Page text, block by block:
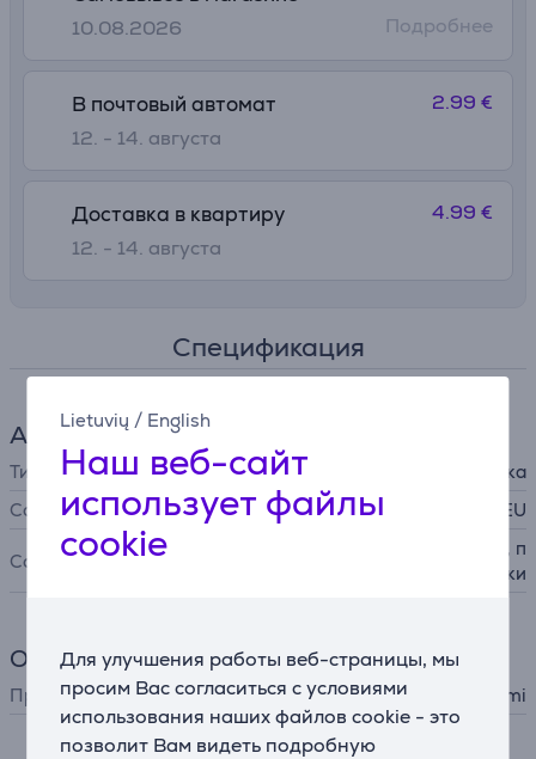
Lietuvių / English
Наш веб-сайт
использует файлы
cookie
Для улучшения работы веб-страницы, мы
просим Вас согласиться с условиями
использования наших файлов cookie - это
позволит Вам видеть подробную
10.08.2026
Подробнее
В почтовый автомат
12. - 14. августа
2.99 €
Доставка в квартиру
12. - 14. августа
4.99 €
Спецификация
Аксессуары для пылесоса
Тип
насадка
Совместимость
BHR6783EU
Совместимость
пылесос для сухой уборки, п
ылесос для влажной уборки
Общий параметр
Производитель Xiaomi